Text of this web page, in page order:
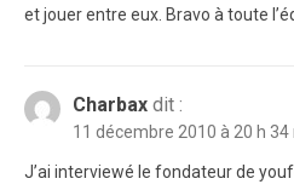
et jouer entre eux. Bravo à toute
Charbax dit :
11 décembre 2010 à 20 h 34
J’ai interviewé le fondateur de